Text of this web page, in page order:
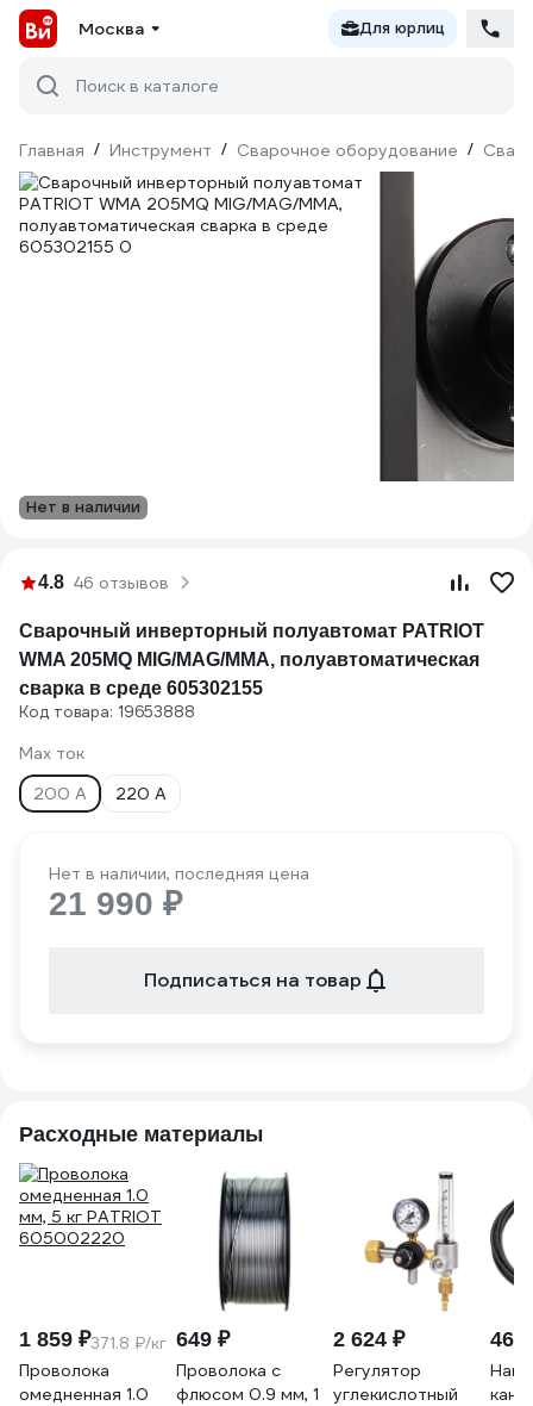
Москва Для юрлиц
Поиск в каталоге
Главная / Инструмент / Сварочное оборудование /
Нет в наличии
4.8 46 отзывов
Сварочный инверторный полуавтомат PATRIOT
WMA 205MQ MIG/MAG/MMA, полуавтоматическая
сварка в среде 605302155
Код товара: 19653888
Max ток
200 А
220 А
Нет в наличии, последняя цена
21 990 ₽
Подписаться на товар
Расходные материалы
1 859 ₽371.8 ₽/кг
Проволока
омедненная 1.0
649 ₽
Проволока с
флюсом 0.9 мм, 1
2 624 ₽
Регулятор
углекислотный
463